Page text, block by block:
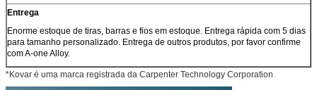
Entrega
Enorme estoque de tiras, barras e fios em estoque. Entrega rápida com 5 dias
para tamanho personalizado. Entrega de outros produtos, por favor confirme
com A-one Alloy.
*Kovar é uma marca registrada da Carpenter Technology Corporation